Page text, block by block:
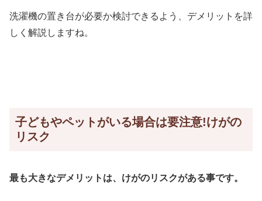
洗濯機の置き台が必要か検討できるよう、デメリットを詳
しく解説しますね。
子どもやペットがいる場合は要注意!けがの
リスク
最も大きなデメリットは、けがのリスクがある事です。